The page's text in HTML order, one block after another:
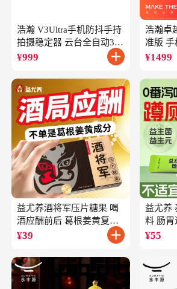
浩瀚 V3Ultra手机防抖手持
拍摄稳定器 云台全自动360
度旋转跟拍 户外直播短视
¥999
浩瀚卓
准版 手
云台正
¥1499
益尤养酒将军压片糖果 喝
酒应酬前后 葛根姜黄复合
成分
¥39
益尤养
料 肠胃
元
¥55